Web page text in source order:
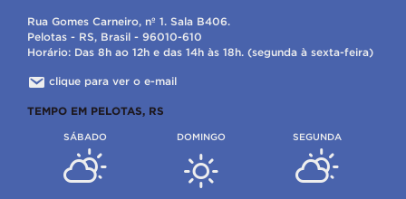
Rua Gomes Carneiro, nº 1. Sala B406.
Pelotas - RS, Brasil - 96010-610
Horário: Das 8h ao 12h e das 14h às 18h. (segunda à sexta-feira)
clique para ver o e-mail
TEMPO EM PELOTAS, RS
SÁBADO DOMINGO SEGUNDA